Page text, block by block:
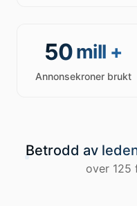
50mill +
Annonsekroner brukt
Betrodd av
over 125